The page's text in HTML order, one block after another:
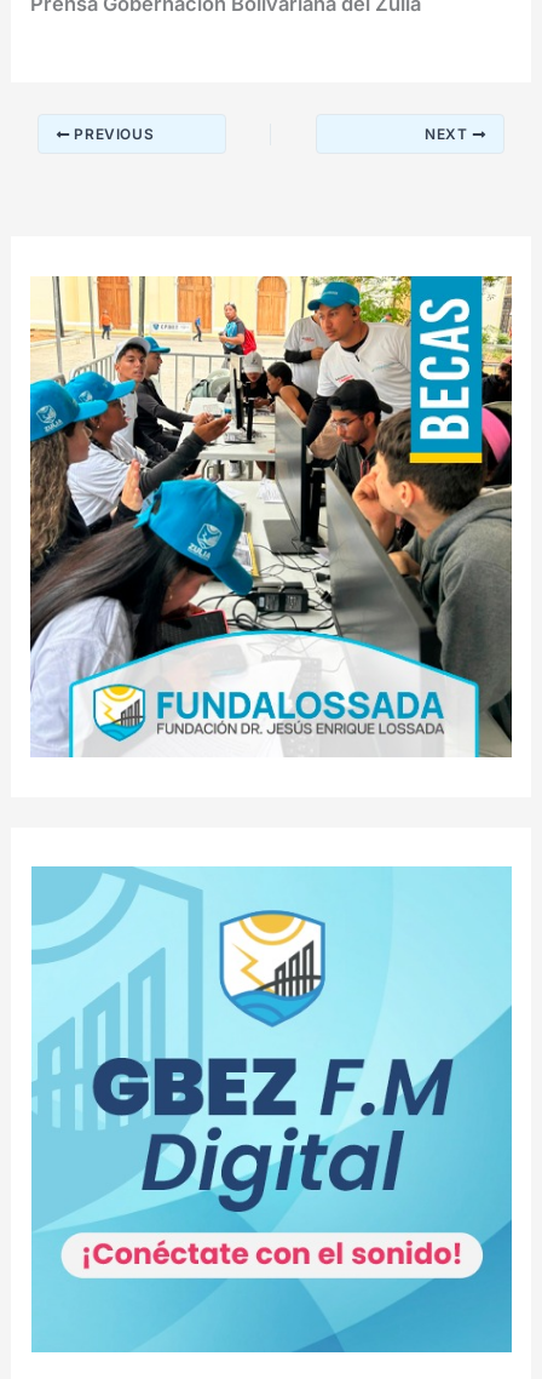
PREVIOUS NEXT